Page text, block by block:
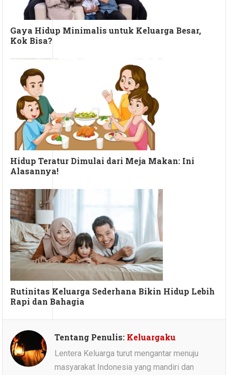
Gaya Hidup Minimalis untuk Keluarga Besar,
Kok Bisa?
Hidup Teratur Dimulai dari Meja Makan: Ini
Alasannya!
Rutinitas Keluarga Sederhana Bikin Hidup Lebih
Rapi dan Bahagia
Tentang Penulis: Keluargaku
Lentera Keluarga turut mengantar menuju
masyarakat Indonesia yang mandiri dan